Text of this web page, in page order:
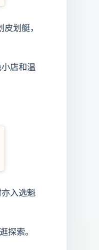
划艇，
店和温
入选魁
探索。